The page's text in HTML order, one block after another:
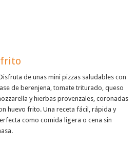
frito
de unas mini pizzas saludables con
de berenjena, tomate triturado, queso
y hierbas provenzales, coronadas
huevo frito. Una receta fácil, rápida y
como comida ligera o cena sin